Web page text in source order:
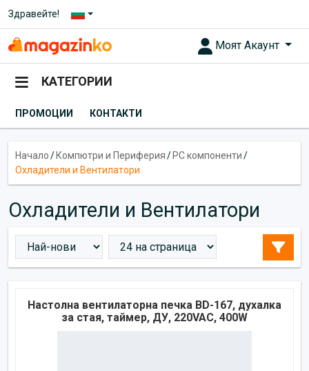
Здравейте!
Моят Акаунт
КАТЕГОРИИ
ПРОМОЦИИ КОНТАКТИ
Начало/ Компютри и Периферия/ PC компоненти/
Охладители и Вентилатори
Охладители и Вентилатори
Настолна вентилаторна печка BD-167, духалка
за стая, таймер, ДУ, 220VAC, 400W